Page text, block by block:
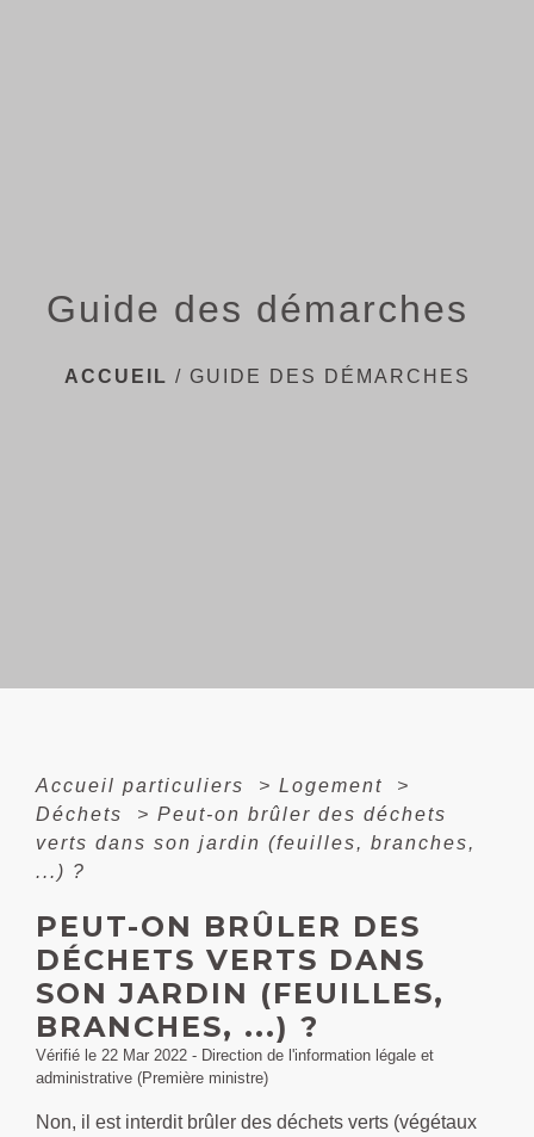
Guide des démarches
ACCUEIL / GUIDE DES DÉMARCHES
Accueil particuliers > Logement
>
Déchets
> Peut-on brûler des déchets
verts dans son jardin (feuilles, branches,
...) ?
PEUT-ON BRÛLER DES
DÉCHETS VERTS DANS
SON JARDIN (FEUILLES,
BRANCHES, ...) ?
Vérifié le 22 Mar 2022 - Direction de l'information légale et
administrative (Première ministre)
Non, il est interdit brûler des déchets verts (végétaux